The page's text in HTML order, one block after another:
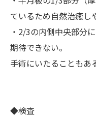
ているため自然治癒し
・2/3の内側中央部分
期待できない。
手術にいたることもあ
◆検査